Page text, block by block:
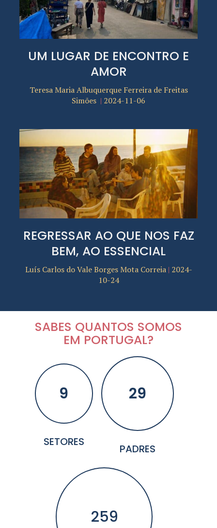
UM LUGAR DE ENCONTRO E
AMOR
Teresa Maria Albuquerque Ferreira de Freitas
Simões
2024-11-06
REGRESSAR AO QUE NOS FAZ
BEM, AO ESSENCIAL
Luís Carlos do Vale Borges Mota Correia 2024-
10-24
SABES QUANTOS SOMOS
EM PORTUGAL?
SETORES
9
PADRES
29
259